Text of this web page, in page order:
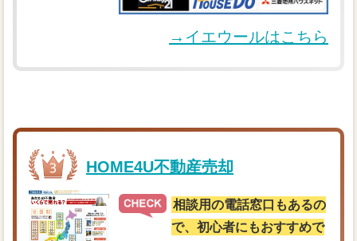
→イエウールはこちら
HOME4U不動産売却
相談用の電話窓口もあるの
で、初心者にもおすすめで